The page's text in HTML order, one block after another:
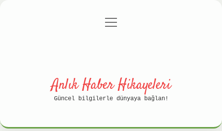
Gizlilik Politikası
menüyü
Anlık Haber Hikayeleri
Güncel bilgilerle dünyaya bağlan!